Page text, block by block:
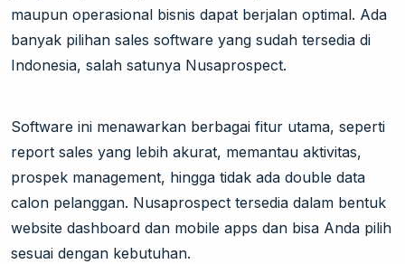
maupun operasional bisnis dapat berjalan optimal. Ada
banyak pilihan sales software yang sudah tersedia di
Indonesia, salah satunya Nusaprospect.
Software ini menawarkan berbagai fitur utama, seperti
report sales yang lebih akurat, memantau aktivitas,
prospek management, hingga tidak ada double data
calon pelanggan. Nusaprospect tersedia dalam bentuk
website dashboard dan mobile apps dan bisa Anda pilih
sesuai dengan kebutuhan.